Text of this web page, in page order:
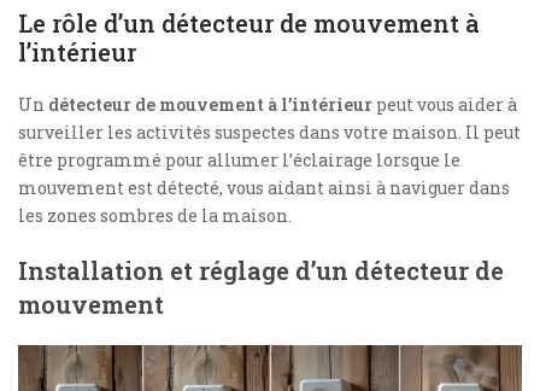
Le rôle d’un détecteur de mouvement à
l’intérieur
Un détecteur de mouvement à l’intérieur peut vous aider à
surveiller les activités suspectes dans votre maison. Il peut
être programmé pour allumer l’éclairage lorsque le
mouvement est détecté, vous aidant ainsi à naviguer dans
les zones sombres de la maison.
Installation et réglage d’un détecteur de
mouvement